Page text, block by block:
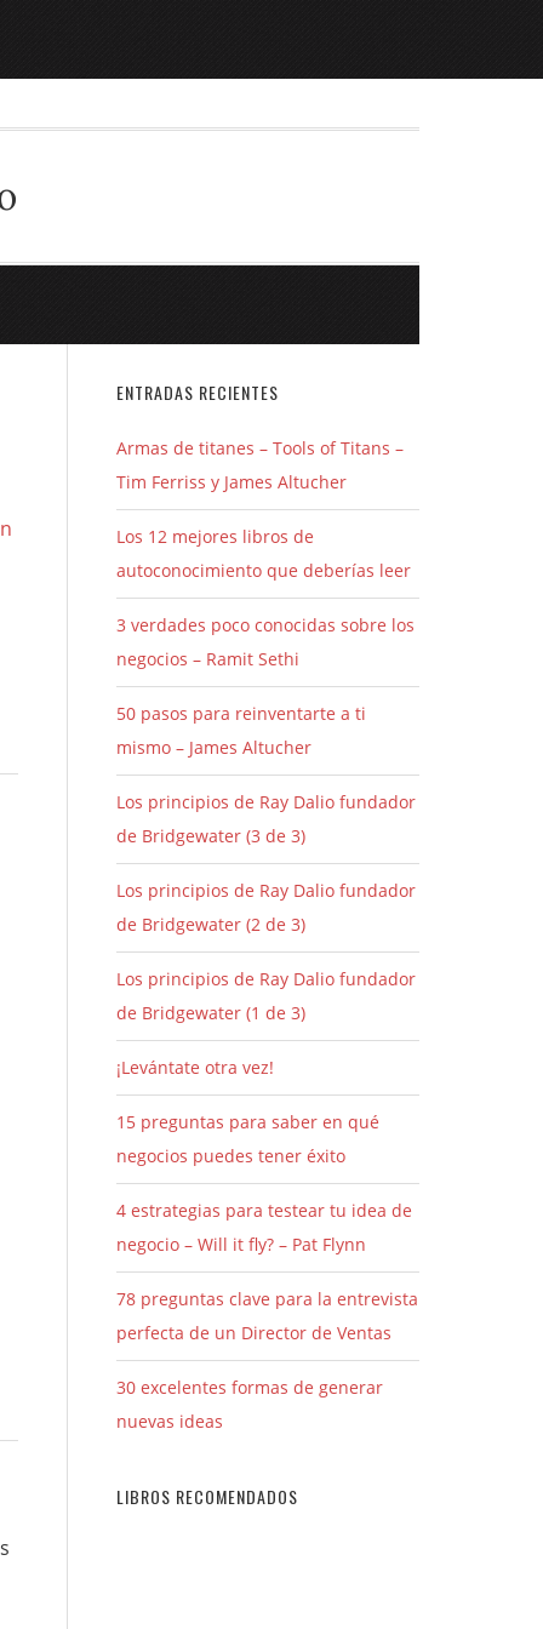
ENTRADAS RECIENTES
Armas de titanes – Tools of Titans –
Tim Ferriss y James Altucher
Los 12 mejores libros de
autoconocimiento que deberías leer
3 verdades poco conocidas sobre los
negocios – Ramit Sethi
50 pasos para reinventarte a ti
mismo – James Altucher
Los principios de Ray Dalio fundador
de Bridgewater (3 de 3)
Los principios de Ray Dalio fundador
de Bridgewater (2 de 3)
Los principios de Ray Dalio fundador
de Bridgewater (1 de 3)
¡Levántate otra vez!
15 preguntas para saber en qué
negocios puedes tener éxito
4 estrategias para testear tu idea de
negocio – Will it fly? – Pat Flynn
78 preguntas clave para la entrevista
perfecta de un Director de Ventas
30 excelentes formas de generar
nuevas ideas
LIBROS RECOMENDADOS